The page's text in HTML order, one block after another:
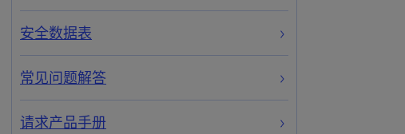
安全数据表
常见问题解答
请求产品手册